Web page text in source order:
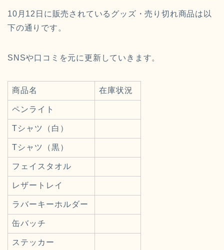
10月12日に販売されているグッズ・売り切れ商品は以
下の通りです。
SNSや口コミを元に更新していきます。
商品名 在庫状況
ペンライト
Tシャツ（白）
Tシャツ（黒）
フェイスタオル
レザートレイ
ラバーキーホルダー
缶バッチ
ステッカー